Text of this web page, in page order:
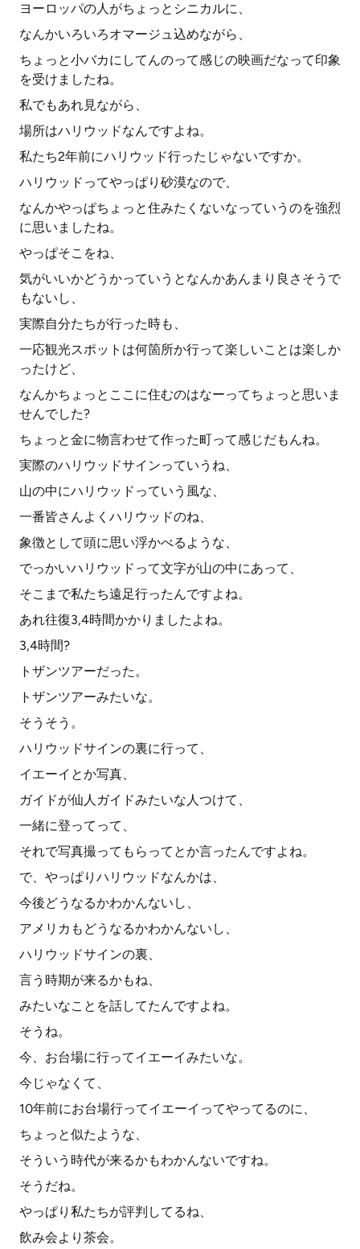
ヨーロッパの人がちょっとシニカルに、
なんかいろいろオマージュ込めながら、
ちょっと小バカにしてんのって感じの映画だなって印象
を受けましたね。
私でもあれ見ながら、
場所はハリウッドなんですよね。
私たち2年前にハリウッド行ったじゃないですか。
ハリウッドってやっぱり砂漠なので、
なんかやっぱちょっと住みたくないなっていうのを強烈
に思いましたね。
やっぱそこをね、
気がいいかどうかっていうとなんかあんまり良さそうで
もないし、
実際自分たちが行った時も、
一応観光スポットは何箇所か行って楽しいことは楽しか
ったけど、
なんかちょっとここに住むのはなーってちょっと思いま
せんでした?
ちょっと金に物言わせて作った町って感じだもんね。
実際のハリウッドサインっていうね、
山の中にハリウッドっていう風な、
一番皆さんよくハリウッドのね、
象徴として頭に思い浮かべるような、
でっかいハリウッドって文字が山の中にあって、
そこまで私たち遠足行ったんですよね。
あれ往復3,4時間かかりましたよね。
3,4時間?
トザンツアーだった。
トザンツアーみたいな。
そうそう。
ハリウッドサインの裏に行って、
イエーイとか写真、
ガイドが仙人ガイドみたいな人つけて、
一緒に登ってって、
それで写真撮ってもらってとか言ったんですよね。
で、やっぱりハリウッドなんかは、
今後どうなるかわかんないし、
アメリカもどうなるかわかんないし、
ハリウッドサインの裏、
言う時期が来るかもね、
みたいなことを話してたんですよね。
そうね。
今、お台場に行ってイエーイみたいな。
今じゃなくて、
10年前にお台場行ってイエーイってやってるのに、
ちょっと似たような、
そういう時代が来るかもわかんないですね。
そうだね。
やっぱり私たちが評判してるね、
飲み会より茶会。